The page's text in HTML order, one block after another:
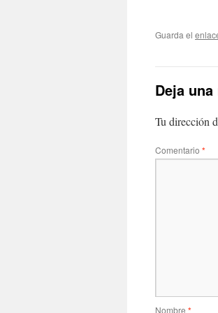
Guarda el
Deja
Tu dirección
Comentario *
Nombre *